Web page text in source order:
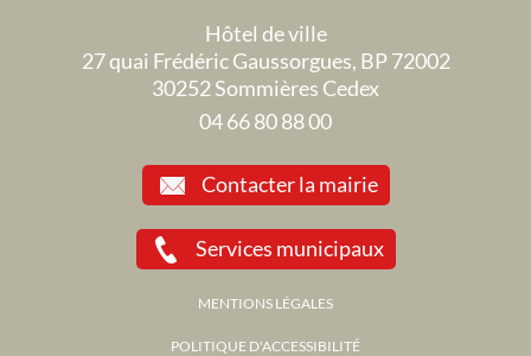
Hôtel de ville
27 quai Frédéric Gaussorgues, BP 72002
30252 Sommières Cedex
04 66 80 88 00
Contacter la mairie
Services municipaux
MENTIONS LÉGALES
POLITIQUE D'ACCESSIBILITÉ